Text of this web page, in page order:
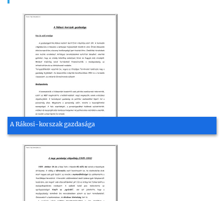
A Rákosi-korszak gazdasága